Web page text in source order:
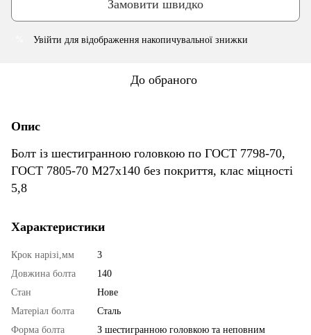
Замовити швидко
Увійти для відображення накопичувальної знижки
До обраного
Опис
Болт із шестигранною головкою по ГОСТ 7798-70,
ГОСТ 7805-70 М27х140 без покриття, клас міцності
5,8
Характеристики
Крок нарізі,мм
3
Довжина болта
140
Стан
Нове
Матеріал болта
Сталь
Форма болта
З шестигранною головкою та неповним